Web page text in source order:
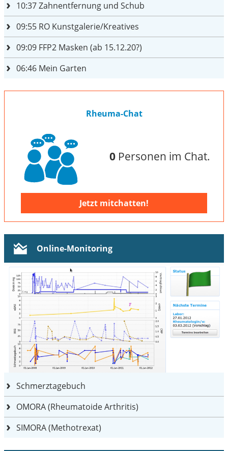
10:37Zahnentfernung und Schub
09:55 RO Kunstgalerie/Kreatives
09:09 FFP2 Masken (ab 15.12.20?)
06:46 Mein Garten
Rheuma-Chat
0Personen im Chat.
Jetzt mitchatten!
Online-Monitoring
Schmerztagebuch
OMORA (Rheumatoide Arthritis)
SIMORA (Methotrexat)